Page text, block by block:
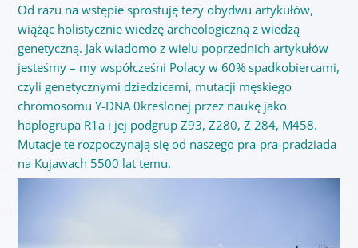
Od razu na wstępie sprostuję tezy obydwu artykułów,
wiążąc holistycznie wiedzę archeologiczną z wiedzą
genetyczną. Jak wiadomo z wielu poprzednich artykułów
jesteśmy – my współcześni Polacy w 60% spadkobiercami,
czyli genetycznymi dziedzicami, mutacji męskiego
chromosomu Y-DNA 0kreślonej przez naukę jako
haplogrupa R1a i jej podgrup Z93, Z280, Z 284, M458.
Mutacje te rozpoczynają się od naszego pra-pra-pradziada
na Kujawach 5500 lat temu.